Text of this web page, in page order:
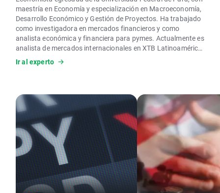
maestría en Economía y especialización en Macroeconomía,
Desarrollo Económico y Gestión de Proyectos. Ha trabajado
como investigadora en mercados financieros y como
analista económica y financiera para pymes. Actualmente es
analista de mercados internacionales en XTB Latinoamérica,
donde realiza análisis técnicos y fundamentales de los
principales activos financieros.
Ir al experto